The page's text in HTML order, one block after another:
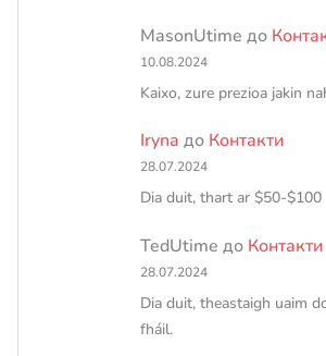
MasonUtime до
10.08.2024
Kaixo, zure prezioa jakin
Iryna до Контакти
28.07.2024
Dia duit, thart ar $50-$100
TedUtime до Контакти
28.07.2024
Dia duit, theastaigh uaim
fháil.